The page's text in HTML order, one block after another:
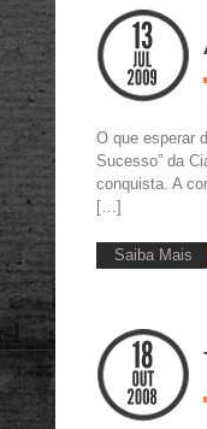
O que esperar
Sucesso” da
conquista. A
[…]
Saiba Mais